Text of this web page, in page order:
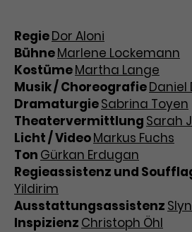
RegieDor Aloni
BühneMarlene Lockemann
KostümeMartha Lange
Musik / ChoreografieDaniel
DramaturgieSabrina Toyen
Theatervermittlung Sarah
Licht / VideoMarkus Fuchs
Ton Gürkan Erdugan
Regieassistenz und
Yildirim
Ausstattungsassistenz
Inspizienz Christoph Öhl